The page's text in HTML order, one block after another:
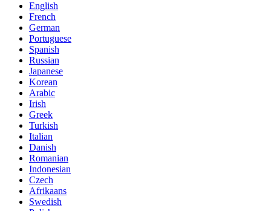
English
French
German
Portuguese
Spanish
Russian
Japanese
Korean
Arabic
Irish
Greek
Turkish
Italian
Danish
Romanian
Indonesian
Czech
Afrikaans
Swedish